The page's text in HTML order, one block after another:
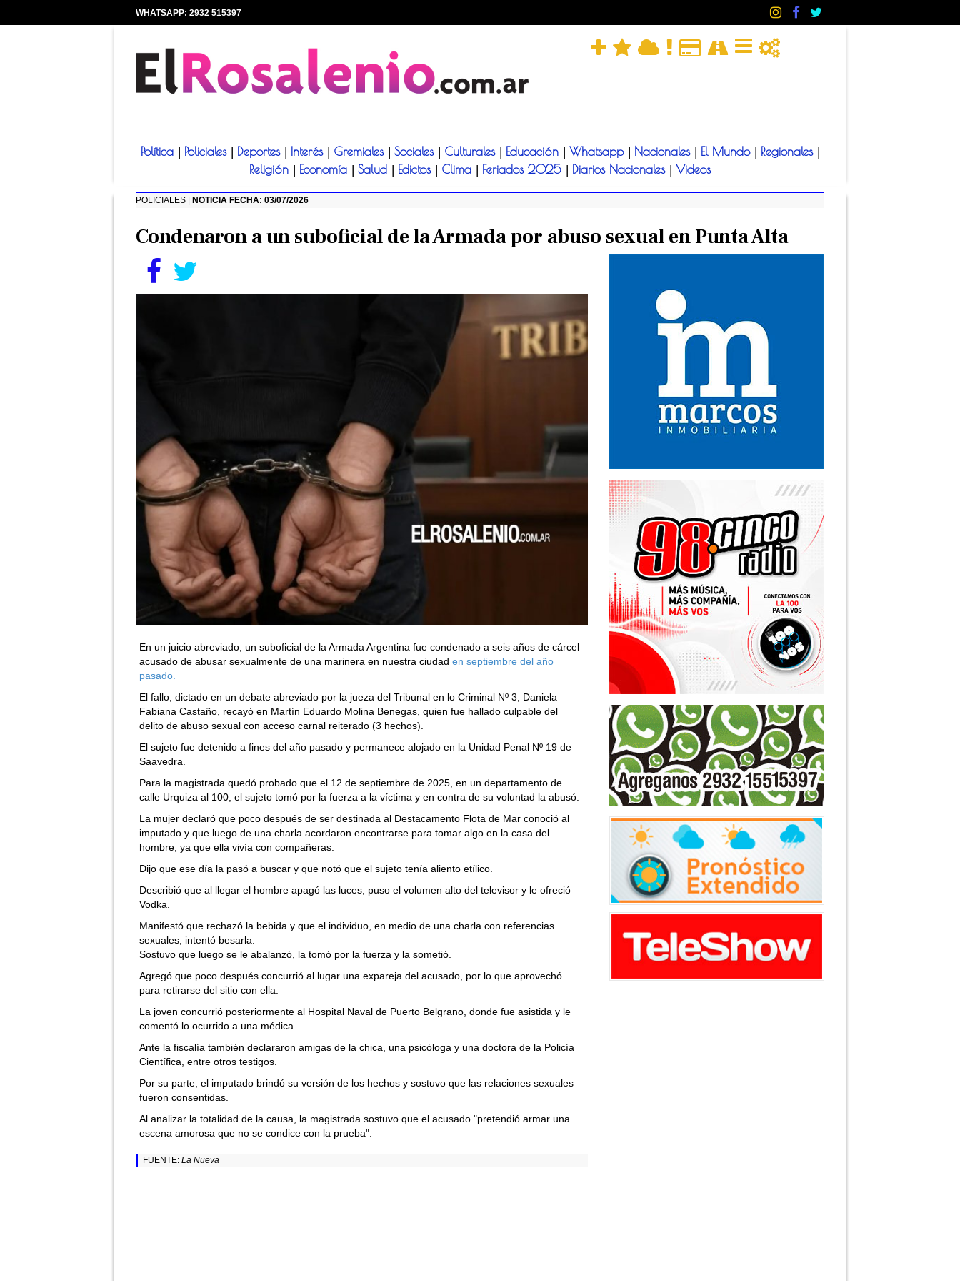
WHATSAPP: 2932 515397
Política
Policiales Deportes Interés Gremiales Sociales Culturales Educación Whatsapp Nacionales El Mundo Regionales
Religión Economía Salud Edictos Clima Feriados 2025 Diarios Nacionales Videos
POLICIALES | NOTICIA FECHA: 03/07/2026
Condenaron a un suboficial de la Armada por abuso sexual en Punta Alta
En un juicio abreviado, un suboficial de la Armada Argentina fue condenado a seis años de cárcel
acusado de abusar sexualmente de una marinera en nuestra ciudad en septiembre del año
pasado.
El fallo, dictado en un debate abreviado por la jueza del Tribunal en lo Criminal Nº 3, Daniela
Fabiana Castaño, recayó en Martín Eduardo Molina Benegas, quien fue hallado culpable del
delito de abuso sexual con acceso carnal reiterado (3 hechos).
El sujeto fue detenido a fines del año pasado y permanece alojado en la Unidad Penal Nº 19 de
Saavedra.
Para la magistrada quedó probado que el 12 de septiembre de 2025, en un departamento de
calle Urquiza al 100, el sujeto tomó por la fuerza a la víctima y en contra de su voluntad la abusó.
La mujer declaró que poco después de ser destinada al Destacamento Flota de Mar conoció al
imputado y que luego de una charla acordaron encontrarse para tomar algo en la casa del
hombre, ya que ella vivía con compañeras.
Dijo que ese día la pasó a buscar y que notó que el sujeto tenía aliento etílico.
Describió que al llegar el hombre apagó las luces, puso el volumen alto del televisor y le ofreció
Vodka.
Manifestó que rechazó la bebida y que el individuo, en medio de una charla con referencias
sexuales, intentó besarla.
Sostuvo que luego se le abalanzó, la tomó por la fuerza y la sometió.
Agregó que poco después concurrió al lugar una expareja del acusado, por lo que aprovechó
para retirarse del sitio con ella.
La joven concurrió posteriormente al Hospital Naval de Puerto Belgrano, donde fue asistida y le
comentó lo ocurrido a una médica.
Ante la fiscalía también declararon amigas de la chica, una psicóloga y una doctora de la Policía
Científica, entre otros testigos.
Por su parte, el imputado brindó su versión de los hechos y sostuvo que las relaciones sexuales
fueron consentidas.
Al analizar la totalidad de la causa, la magistrada sostuvo que el acusado "pretendió armar una
escena amorosa que no se condice con la prueba".
FUENTE: La Nueva